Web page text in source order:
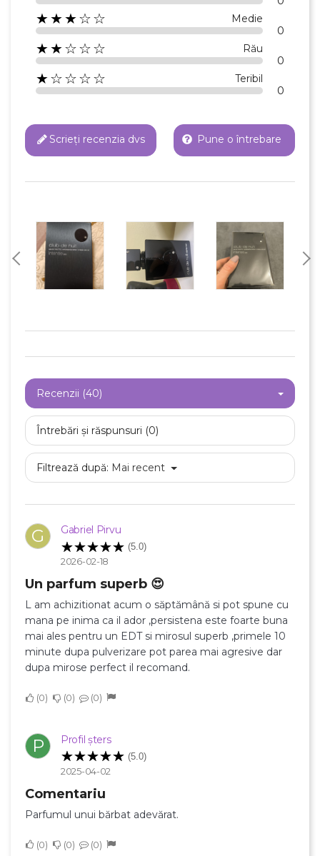
★★★☆☆ Medie
0
★★☆☆☆ Rău
0
★☆☆☆☆ Teribil
0
Scrieți recenzia dvs Pune o întrebare
Recenzii (40)
Întrebări și răspunsuri (0)
Filtrează după: Mai recent
G Gabriel Pirvu
(5.0)
2026-02-18
Un parfum superb 😍
L am achizitionat acum o săptămână si pot spune cu
mana pe inima ca il ador ,persistena este foarte buna
mai ales pentru un EDT si mirosul superb ,primele 10
minute dupa pulverizare pot parea mai agresive dar
dupa mirose perfect il recomand.
0 0 0
P Profil șters
(5.0)
2025-04-02
Comentariu
Parfumul unui bărbat adevărat.
0 0 0